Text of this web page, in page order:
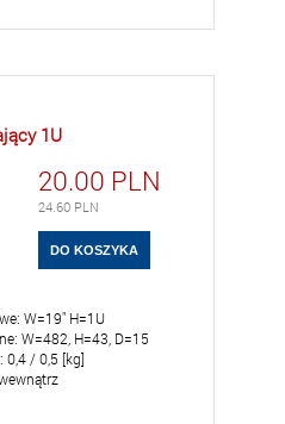
1U
20.00 PLN
24.60 PLN
W=19" H=1U
W=482, H=43, D=15
/ 0,5 [kg]